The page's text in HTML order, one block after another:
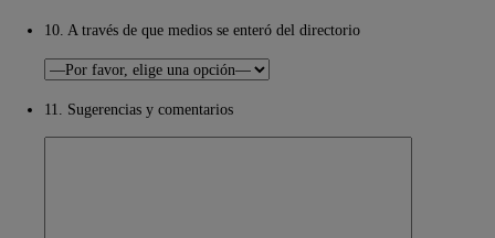
10. A través de que medios se enteró del directorio
11. Sugerencias y comentarios